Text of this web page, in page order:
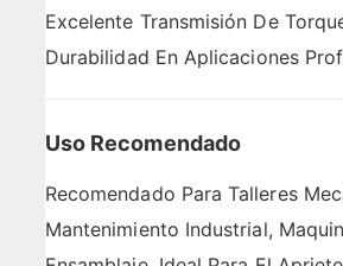
Excelente Transmisión De
Durabilidad En Aplicaciones
Uso Recomendado
Recomendado Para Talleres
Mantenimiento Industrial,